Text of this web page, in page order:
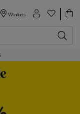
Winkels
in huis